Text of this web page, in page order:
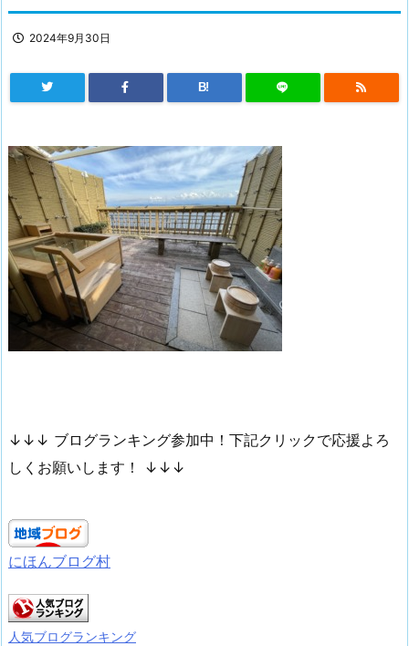
2024年9月30日
B!
↓↓↓ ブログランキング参加中！下記クリックで応援よろ
しくお願いします！ ↓↓↓
にほんブログ村
人気ブログランキング